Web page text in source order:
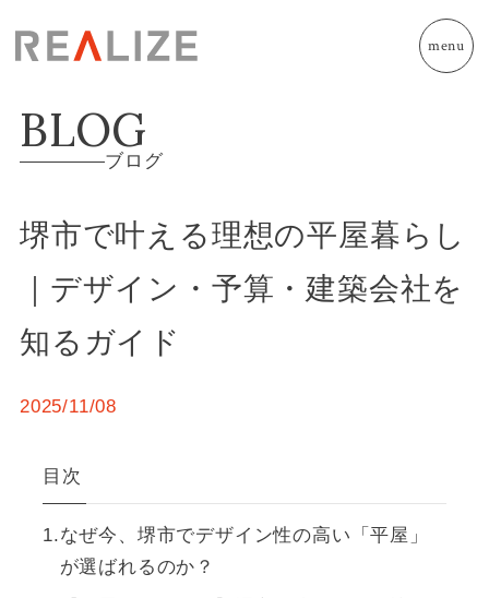
menu
BLOG
ブログ
堺市で叶える理想の平屋暮らし
｜デザイン・予算・建築会社を
知るガイド
2025/11/08
目次
なぜ今、堺市でデザイン性の高い「平屋」
が選ばれるのか？